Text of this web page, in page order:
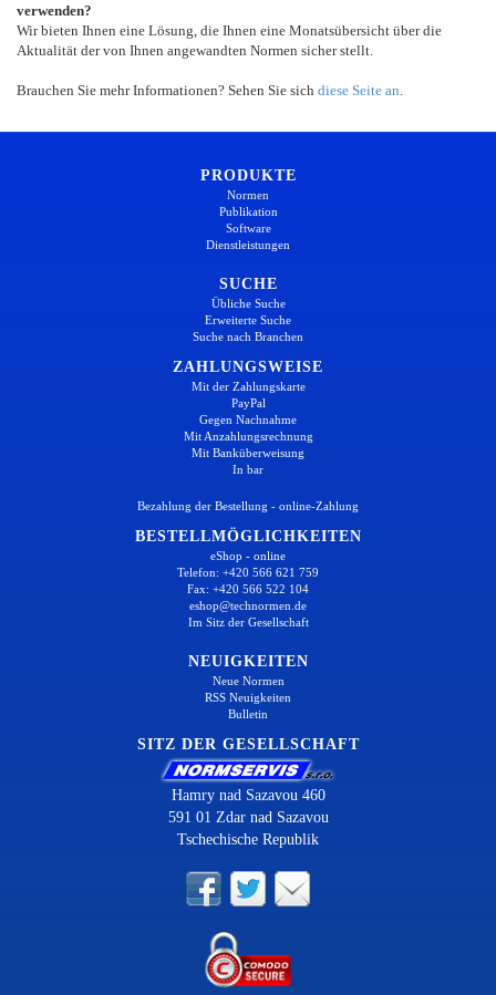
verwenden?
Wir bieten Ihnen eine Lösung, die Ihnen eine Monatsübersicht über die
Aktualität der von Ihnen angewandten Normen sicher stellt.
Brauchen Sie mehr Informationen? Sehen Sie sich diese Seite an
PRODUKTE
Normen
Publikation
Software
Dienstleistungen
SUCHE
Übliche Suche
Erweiterte Suche
Suche nach Branchen
ZAHLUNGSWEISE
Mit der Zahlungskarte
PayPal
Gegen Nachnahme
Mit Anzahlungsrechnung
Mit Banküberweisung
In bar
Bezahlung der Bestellung - online-Zahlung
BESTELLMÖGLICHKEITEN
eShop - online
Telefon: +420 566 621 759
Fax: +420 566 522 104
eshop@technormen.de
Im Sitz der Gesellschaft
NEUIGKEITEN
Neue Normen
RSS Neuigkeiten
Bulletin
SITZ DER GESELLSCHAFT
Hamry nad Sazavou 460
591 01 Zdar nad Sazavou
Tschechische Republik